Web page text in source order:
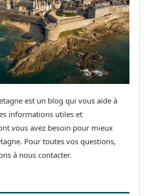
est un blog qui vous aide à
informations utiles et
vous avez besoin pour mieux
Pour toutes vos questions,
à nous contacter.